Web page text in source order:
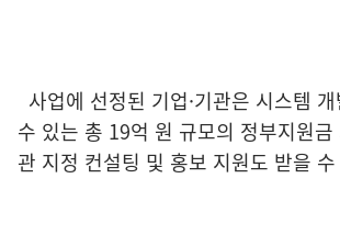
사업에 선정된 기업·기관은 시스템
수 있는 총 19억 원 규모의 정부지원금
관 지정 컨설팅 및 홍보 지원도 받을